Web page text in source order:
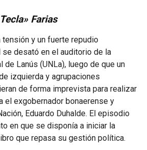
Farias
tensión y un fuerte repudio
desató en el auditorio de la
de Lanús (UNLa), luego de que un
izquierda y agrupaciones
de forma imprevista para realizar
el exgobernador bonaerense y
Eduardo Duhalde. El episodio
en que se disponía a iniciar la
que repasa su gestión política.